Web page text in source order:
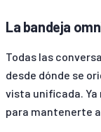
La bandeja
Todas las
desde dónde se
vista unificada.
para mantenerte